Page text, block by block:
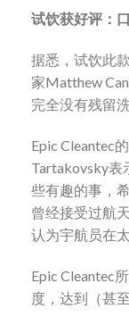
试饮获好评：
据悉，试饮此
家Matthew
完全没有残留
Epic Cleantec
Tartakovsky表
些有趣的事，
曾经接受过航
认为宇航员在
Epic Cleantec
度，达到（甚